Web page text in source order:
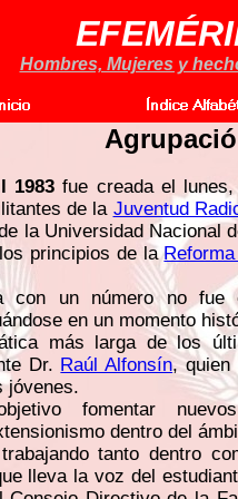
Hombres, Mujeres y
1983 fue creada el
de la Juventud
la Universidad Nacional
principios de la
con un número no fue
en un momento
más larga de los
Dr. Raúl Alfonsín, quien
jóvenes.
fomentar
dentro del
tanto dentro
lleva la voz del